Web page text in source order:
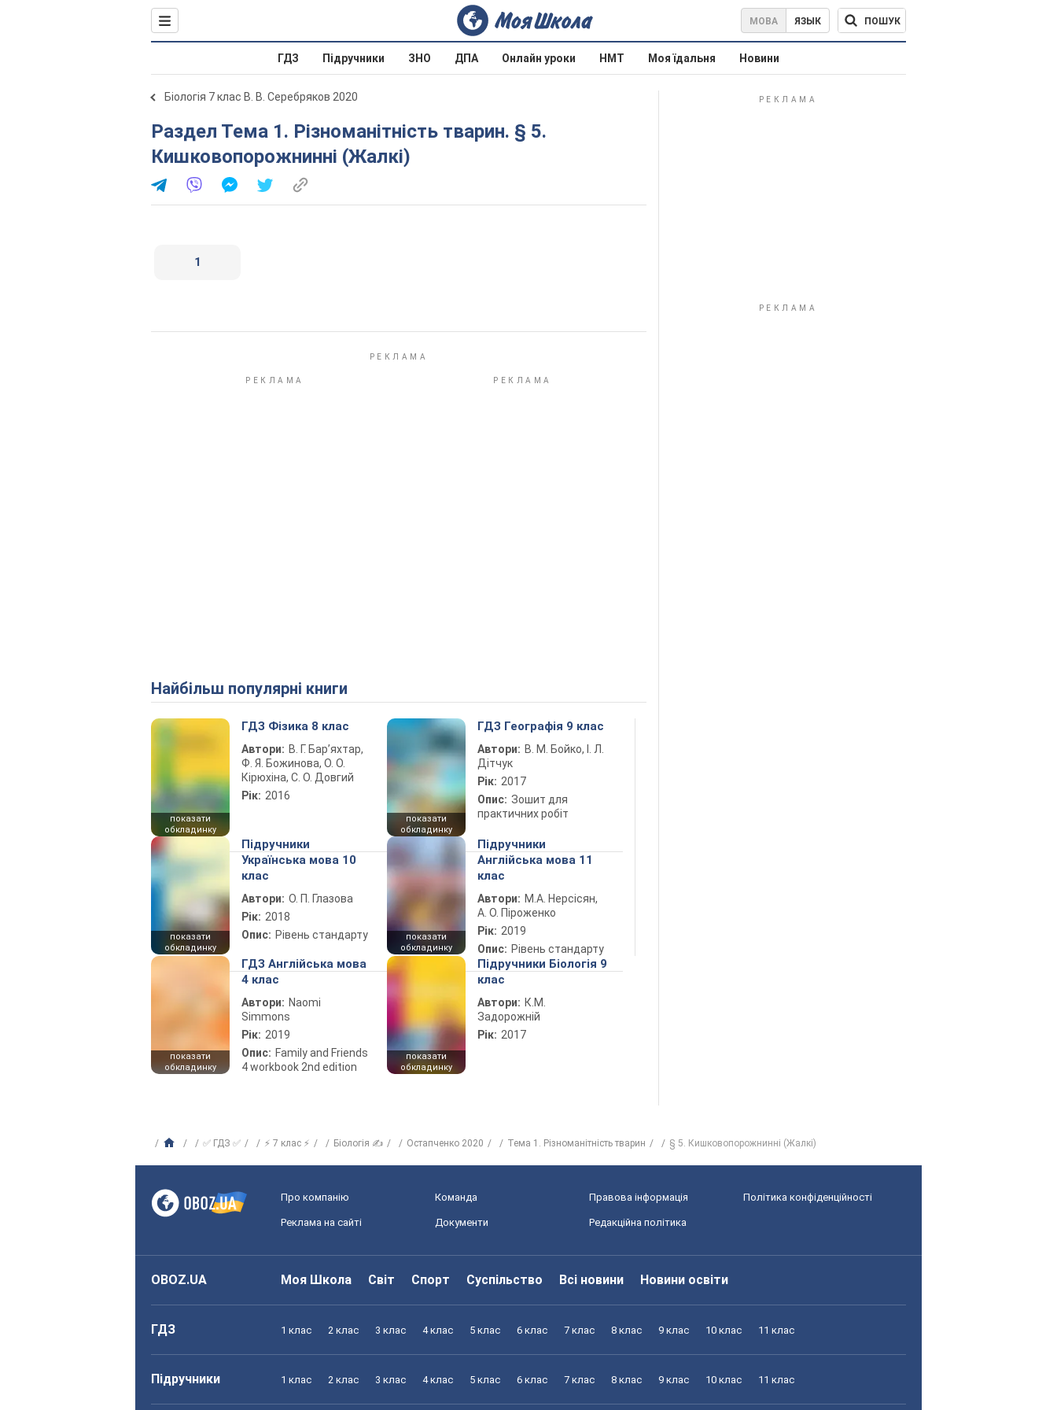
МОВА ЯЗЫК ПОШУК
ГДЗ Підручники ЗНО ДПА Онлайн уроки НМТ Моя їдальня Новини
Біологія 7 клас В. В. Серебряков 2020
Раздел Тема 1. Різноманітність тварин. § 5.
Кишковопорожнинні (Жалкі)
1
Найбільш популярні книги
показати
обкладинку
ГДЗ Фізика 8 клас
Автори: В. Г. Бар’яхтар,
Ф. Я. Божинова, О. О.
Кірюхіна, С. О. Довгий
Рік: 2016
показати
обкладинку
ГДЗ Географія 9 клас
Автори: В. М. Бойко, І. Л.
Дітчук
Рік: 2017
Опис: Зошит для
практичних робіт
показати
обкладинку
Підручники
Українська мова 10
клас
Автори: О. П. Глазова
Рік: 2018
Опис: Рівень стандарту
показати
обкладинку
Підручники
Англійська мова 11
клас
Автори: М.А. Нерсісян,
А. О. Піроженко
Рік: 2019
Опис: Рівень стандарту
показати
обкладинку
ГДЗ Англійська мова
4 клас
Автори: Naomi
Simmons
Рік: 2019
Опис: Family and Friends
4 workbook 2nd edition
показати
обкладинку
Підручники Біологія 9
клас
Автори: К.М.
Задорожній
Рік: 2017
✅ ГДЗ ✅ ⚡ 7 клас ⚡ Біологія ✍ Остапченко 2020 Тема 1. Різноманітність тварин § 5. Кишковопорожнинні (Жалкі)
Про компанію Команда Правова інформація Політика конфіденційності
Реклама на сайті Документи Редакційна політика
OBOZ.UA Моя Школа Світ Спорт Суспільство Всі новини Новини освіти
ГДЗ 1 клас 2 клас 3 клас 4 клас 5 клас 6 клас 7 клас 8 клас 9 клас 10 клас 11 клас
Підручники 1 клас 2 клас 3 клас 4 клас 5 клас 6 клас 7 клас 8 клас 9 клас 10 клас 11 клас